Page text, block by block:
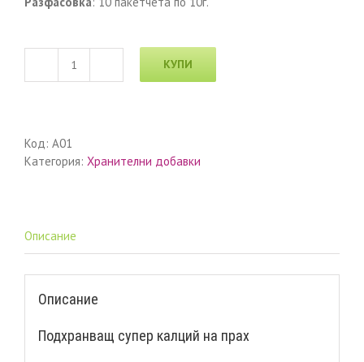
количество
на
КУПИ
Код: A01
Категория: Хранителни добавки
Описание
Описание
Подхранващ супер калций на прах